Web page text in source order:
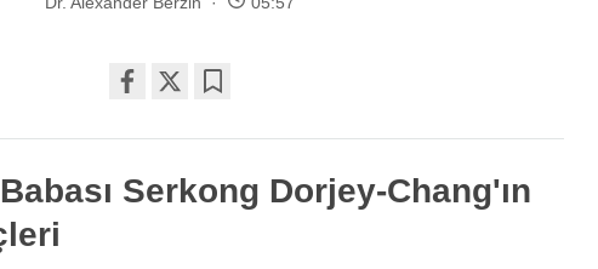
on
facebook
Serkong Dorjey-Chang'ın